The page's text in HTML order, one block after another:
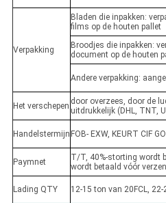
Verpakking
Bladen die inpakken:
films op de houten pallet
Broodjes die inpakken:
document op de houten
Andere verpakking:
Het verschepen door overzees, door de
uitdrukkelijk (DHL, TNT,
Handelstermijn FOB- EXW, KEURT CIF
Paymnet
T/T, 40%-storting wordt
wordt betaald vóór
Lading QTY 12-15 ton van 20FCL,